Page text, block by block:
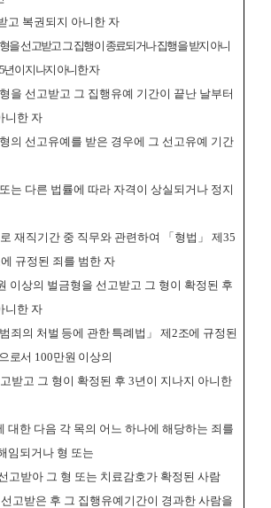
고 복권되지 아니한 자
을 선고받고 그 집행이 종료되거나 집행을 받지 아니
5년이 지나지 아니한 자
을 선고받고 그 집행유예 기간이 끝난 날부터
니한 자
의 선고유예를 받은 경우에 그 선고유예 기간
는 다른 법률에 따라 자격이 상실되거나 정지
재직기간 중 직무와 관련하여 「형법 」 제35
규정된 죄를 범한 자
이상의 벌금형을 선고받고 그 형이 확정된 후
니한 자
죄의 처벌 등에 관한 특례법 」 제2조에 규정된
로서 100만원 이상의
고 그 형이 확정된 후 3년이 지나지 아니한
대한 다음 각 목의 어느 하나에 해당하는 죄를
임되거나 형 또는
아 그 형 또는 치료감호가 확정된 사람
고받은 후 그 집행유예 기간이 경과한 사람을